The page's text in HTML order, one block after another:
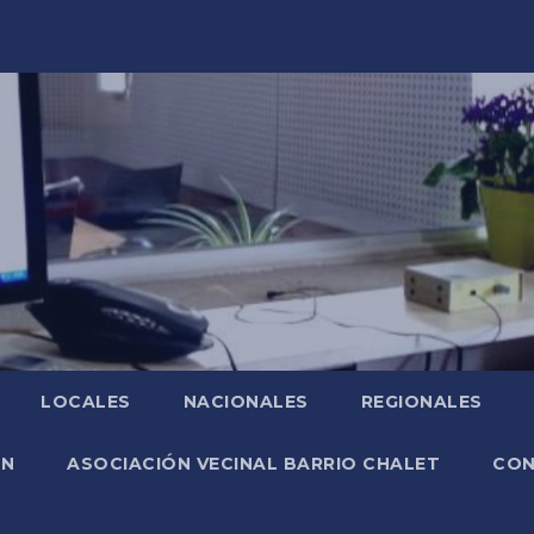
LOCALES NACIONALES REGIONALES
ASOCIACIÓN VECINAL BARRIO CHALET